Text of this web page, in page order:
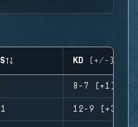
KD (+/-)
8-7 (+1)
12-9 (+3)